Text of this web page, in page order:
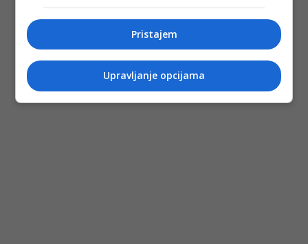
Pristajem
Upravljanje opcijama